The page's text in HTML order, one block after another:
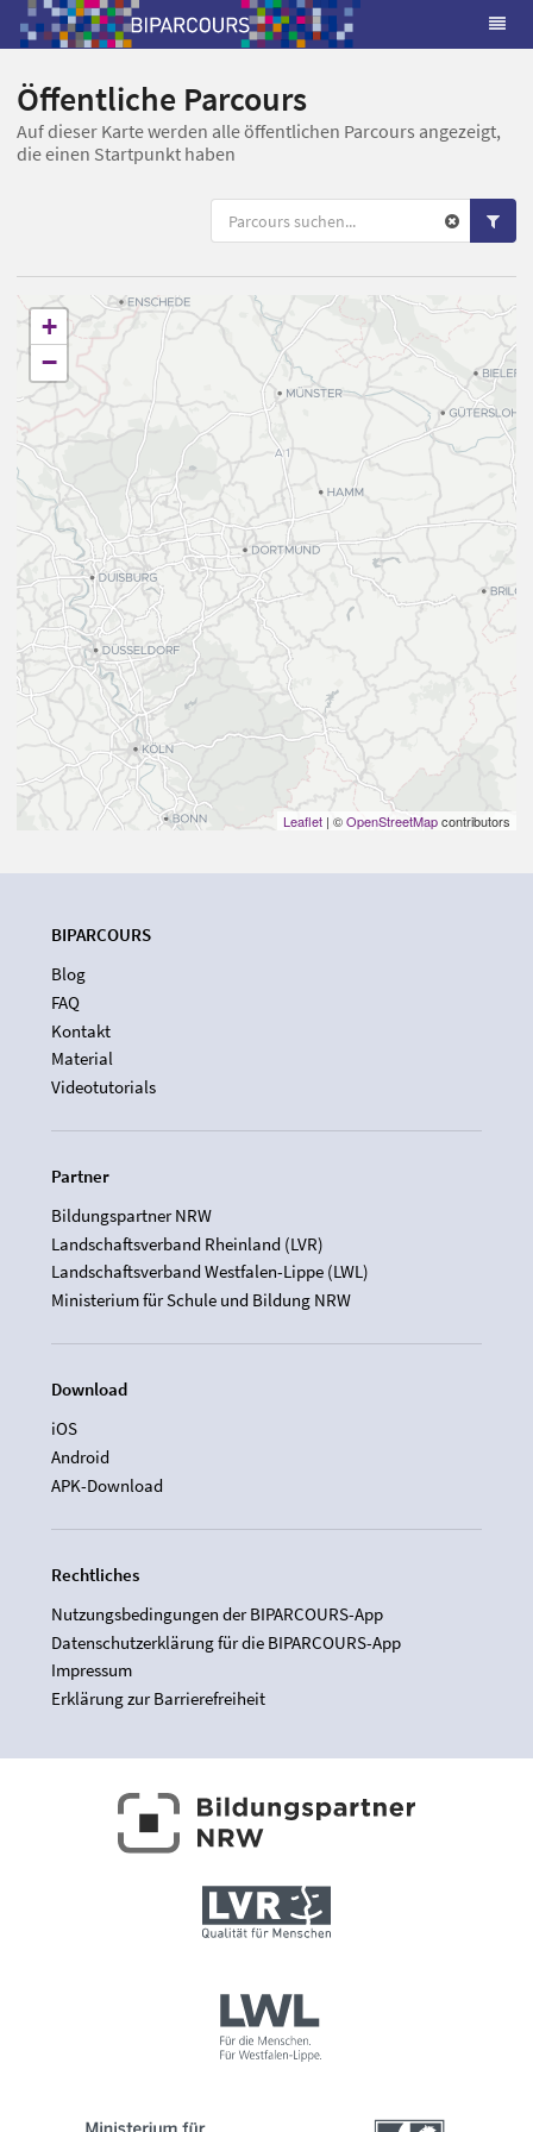
Öffentliche Parcours
Auf dieser Karte werden alle öffentlichen Parcours angezeigt,
die einen Startpunkt haben
+
−
Leaflet | ©OpenStreetMapcontributors
BIPARCOURS
Blog
FAQ
Kontakt
Material
Videotutorials
Partner
Bildungspartner NRW
Landschaftsverband Rheinland (LVR)
Landschaftsverband Westfalen-Lippe (LWL)
Ministerium für Schule und Bildung NRW
Download
iOS
Android
APK-Download
Rechtliches
Nutzungsbedingungen der BIPARCOURS-App
Datenschutzerklärung für die BIPARCOURS-App
Impressum
Erklärung zur Barrierefreiheit